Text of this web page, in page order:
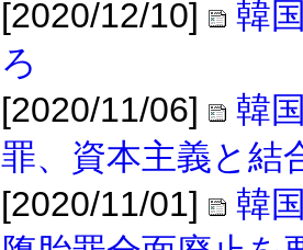
[2020/12/10]
韓
ろ
[2020/11/06]
韓
罪、資本主義と結
[2020/11/01]
韓